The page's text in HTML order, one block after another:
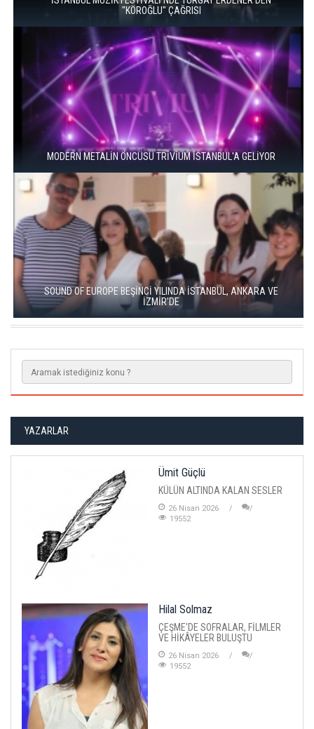
"KÖROĞLU" ÇAĞRISI
MODERN METALİN ÖNCÜSÜ TRİVİUM İSTANBUL'A GELİYOR
SOUND OF EUROPE BEŞİNCİ YILINDA İSTANBUL, ANKARA VE
İZMİR'DE
YAZARLAR
Ümit Güçlü
KÜLÜN ALTINDA KALAN SESLER
26 Nisan 2026
19552
Hilal Solmaz
ÇEŞME'DE SOFRALAR, FİLMLER
VE HİKÂYELER BULUŞTU
26 Nisan 2026
19552